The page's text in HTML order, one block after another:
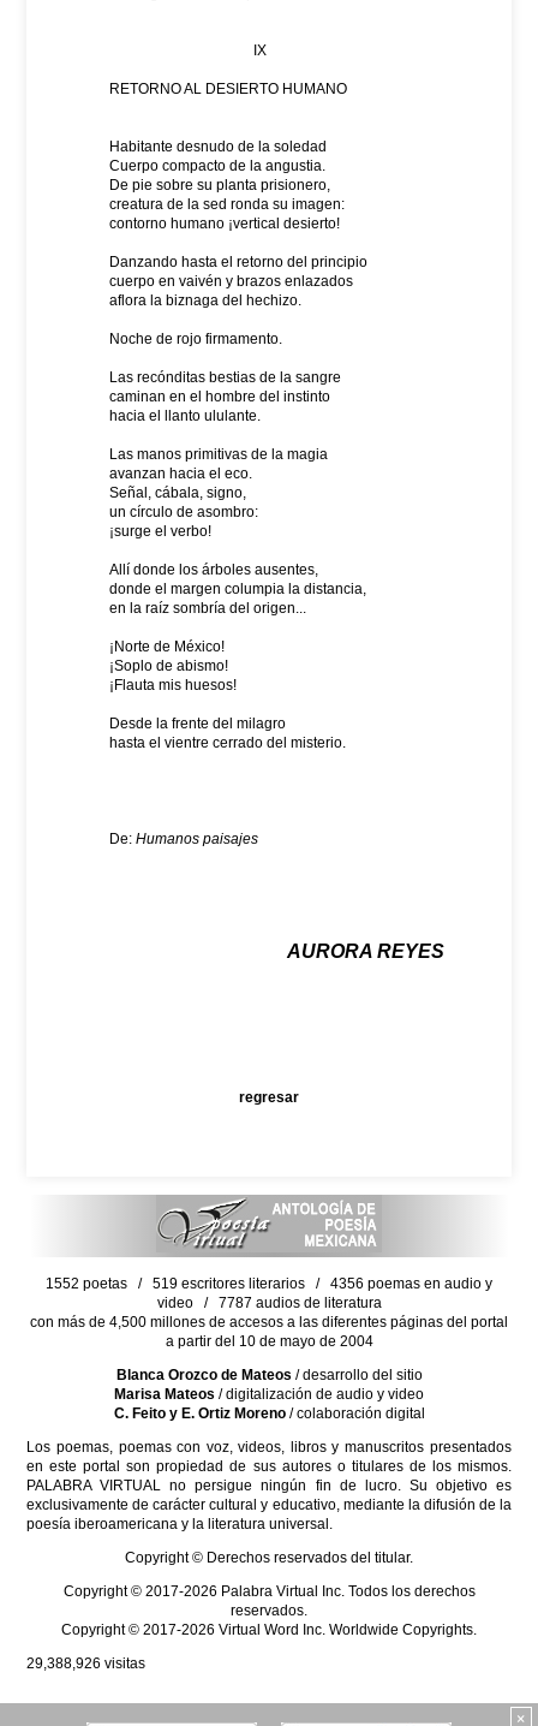
IX
RETORNO AL DESIERTO HUMANO
Habitante desnudo de la soledad
Cuerpo compacto de la angustia.
De pie sobre su planta prisionero,
creatura de la sed ronda su imagen:
contorno humano ¡vertical desierto!
Danzando hasta el retorno del principio
cuerpo en vaivén y brazos enlazados
aflora la biznaga del hechizo.
Noche de rojo firmamento.
Las recónditas bestias de la sangre
caminan en el hombre del instinto
hacia el llanto ululante.
Las manos primitivas de la magia
avanzan hacia el eco.
Señal, cábala, signo,
un círculo de asombro:
¡surge el verbo!
Allí donde los árboles ausentes,
donde el margen columpia la distancia,
en la raíz sombría del origen...
¡Norte de México!
¡Soplo de abismo!
¡Flauta mis huesos!
Desde la frente del milagro
hasta el vientre cerrado del misterio.
De: Humanos paisajes
AURORA REYES
regresar
×
1552 poetas / 519 escritores literarios / 4356 poemas en audio y
video / 7787 audios de literatura
con más de 4,500 millones de accesos a las diferentes páginas del portal
a partir del 10 de mayo de 2004
Blanca Orozco de Mateos / desarrollo del sitio
Marisa Mateos / digitalización de audio y video
C. Feito y E. Ortiz Moreno/ colaboración digital
Los poemas, poemas con voz, videos, libros y manuscritos presentados
en este portal son propiedad de sus autores o titulares de los mismos.
PALABRA VIRTUAL no persigue ningún fin de lucro. Su objetivo es
exclusivamente de carácter cultural y educativo, mediante la difusión de la
poesía iberoamericana y la literatura universal.
Copyright © Derechos reservados del titular.
Copyright © 2017-2026 Palabra Virtual Inc. Todos los derechos
reservados.
Copyright © 2017-2026 Virtual Word Inc. Worldwide Copyrights.
29,388,926 visitas